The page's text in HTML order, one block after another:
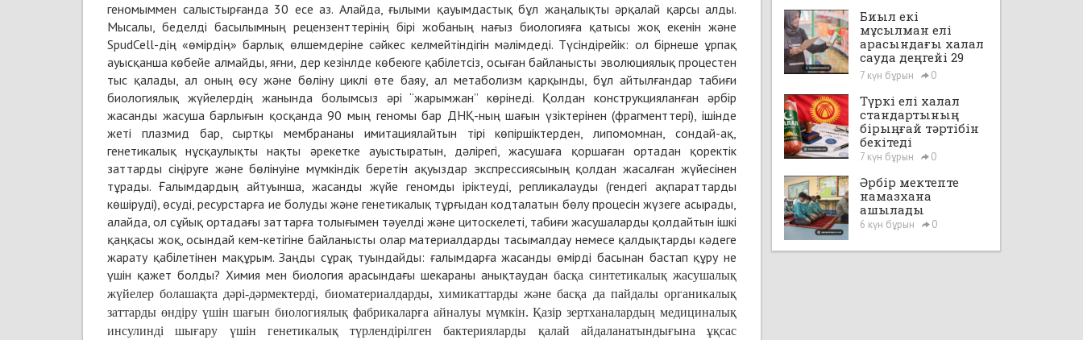
геномыммен салыстырғанда 30 есе аз. Алайда, ғылыми қауымдастық бұл жаңалықты әрқалай қарсы алды.
Мысалы, беделді басылымның рецензенттерінің бірі жобаның нағыз биологияға қатысы жоқ екенін және
SpudCell-дің «өмірдің» барлық өлшемдеріне сәйкес келмейтіндігін мәлімдеді. Түсіндірейік: ол бірнеше ұрпақ
ауысқанша көбейе алмайды, яғни, дер кезінлде көбеюге қабілетсіз, осыған байланысты эволюциялық процестен
тыс қалады, ал оның өсу және бөліну циклі өте баяу, ал метаболизм қарқынды, бұл айтылғандар табиғи
биологиялық жүйелердің жанында болымсыз әрі “жарымжан” көрінеді. Қолдан конструкцияланған әрбір
жасанды жасуша барлығын қосқанда 90 мың геномы бар ДНҚ-ның шағын үзіктерінен (фрагменттері), ішінде
жеті плазмид бар, сыртқы мембрананы имитациялайтын тірі көпіршіктерден, липомомнан, сондай-ақ,
генетикалық нұсқаулықты нақты әрекетке ауыстыратын, дәлірегі, жасушаға қоршаған ортадан қоректік
заттарды сіңіруге және бөлінуіне мүмкіндік беретін ақуыздар экспрессиясының қолдан жасалған жүйесінен
тұрады. Ғалымдардың айтуынша, жасанды жүйе геномды іріктеуді, репликалауды (гендегі ақпараттарды
көшіруді), өсуді, ресурстарға ие болуды және генетикалық тұрғыдан кодталатын бөлу процесін жүзеге асырады,
алайда, ол сұйық ортадағы заттарға толығымен тәуелді және цитоскелеті, табиғи жасушаларды қолдайтын ішкі
қаңқасы жоқ, осындай кем-кетігіне байланысты олар материалдарды тасымалдау немесе қалдықтарды кәдеге
жарату қабілетінен мақұрым. Заңды сұрақ туындайды: ғалымдарға жасанды өмірді басынан бастап құру не
үшін қажет болды? Химия мен биология арасындағы шекараны анықтауданбасқа синтетикалық жасушалық
жүйелер болашақта дәрі-дәрмектерді, биоматериалдарды, химикаттарды және басқа да пайдалы органикалық
заттарды өндіру үшін шағын биологиялық фабрикаларға айналуы мүмкін. Қазір зертханалардың медициналық
инсулинді шығару үшін генетикалық түрлендірілген бактерияларды қалай айдаланатындығына ұқсас
Биыл екі
мұсылман елі
арасындағы халал
сауда деңгейі 29
млрд доллардан
асады
7 күн бұрын 0
Түркі елі халал
стандартының
бірыңғай тәртібін
бекітеді
7 күн бұрын 0
Әрбір мектепте
намазхана
ашылады
6 күн бұрын 0